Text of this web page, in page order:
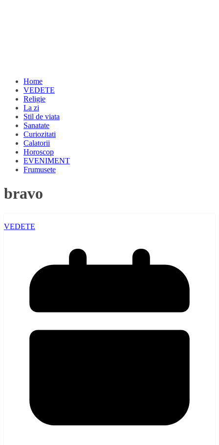
Home
VEDETE
Religie
La zi
Stil de viata
Sanatate
Curiozitati
Calatorii
Horoscop
EVENIMENT
Frumusete
bravo
VEDETE